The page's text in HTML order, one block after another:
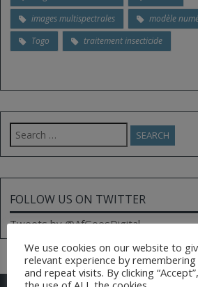
images multispectrales
modèle
Togo
traitement insecticide
Search
for:
FOLLOW US ON TWITTER
Tweets by @AfGoesDigital
We use cookies on our website to
relevant experience by
and repeat visits. By clicking